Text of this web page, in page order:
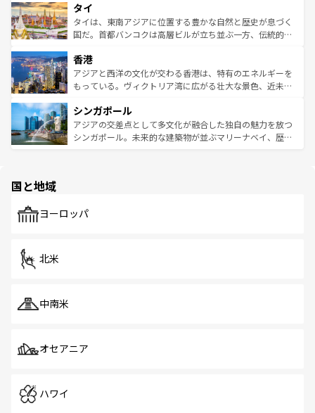
リティに包まれながら、韓国の多彩な魅力を心ゆくまで味
わってみてほしい。 なお、新着の韓国情報はコンテンツ一
覧を参照してほしい。
急速な発展と共に伝統が息づく。ハノイの古い町並みやホ
ーチミン市のフランス統治時代の建物も、独特の雰囲気を
醸し出している。また、バラエティの豊かさとおいしさで
とつ。フォーやバインミー、ベトナムコーヒーなどは、ぜ
ひ現地で味わいたい。どの地域を訪れてもあたたかい人々
が旅行者を迎えてくれるので、きっと忘れられない旅にな
参照してほしい。
タイ
タイは、東南アジアに位置する豊かな自然と歴史が息づく
国だ。首都バンコクは高層ビルが立ち並ぶ一方、伝統的な
の活気が交差している。北部ではチェンマイなどの山岳地
帯で自然と触れ合い、南部ではプーケットやクラビの美し
いビーチでリゾート気分を楽しむことができる。タイ料理
激する。気候は一年中温暖で、どの季節にも異なる楽しみ
が待っている。親しみやすいタイの人々、仏教を中心とし
た文化、そして多様な観光資源が、訪れる旅人を魅了し続
香港
アジアと西洋の文化が交わる香港は、特有のエネルギーを
もっている。ヴィクトリア湾に広がる壮大な景色、近未来
み、どこを訪れても感動するはず。観光スポットが密集し
ており、効率よく見どころを回れるのも魅力。息をのむよ
うな絶景から文化的な体験まで、香港を存分に楽しみ尽く
シンガポール
アジアの交差点として多文化が融合した独自の魅力を放つ
シンガポール。未来的な建築物が並ぶマリーナベイ、歴史
で、ホーカーズは地元の風情を楽しめる外せないスポット
国と地域
ヨーロッパ
北米
中南米
オセアニア
ハワイ